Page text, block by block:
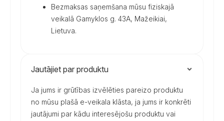
Bezmaksas saņemšana mūsu fiziskajā
veikalā Gamyklos g. 43A, Mažeikiai,
Lietuva.
Jautājiet par produktu
Ja jums ir grūtības izvēlēties pareizo produktu
no mūsu plašā e-veikala klāsta, ja jums ir konkrēti
jautājumi par kādu interesējošu produktu vai